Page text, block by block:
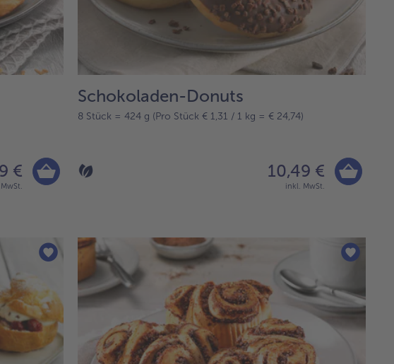
€
Schokoladen-Donuts
8 Stück = 424 g (Pro Stück € 1,31 / 1 kg = € 24,74)
10,49 €
inkl. MwSt.